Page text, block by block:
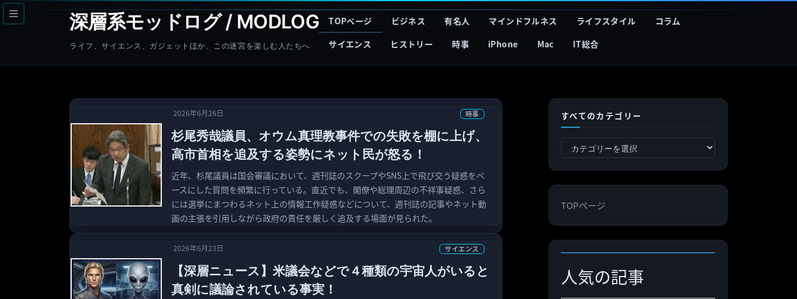
コ
ン
ナ
ビ
深層系モッドログ / MODLOG
ライフ、サイエンス、ガジェットほか、この迷宮を楽しむ人たちへ
TOPページ ビジネス 有名人 マインドフルネス ライフスタイル
コラム
サイエンス
ヒストリー 時事 iPhone Mac IT総合
2026年6月26日 時事
杉尾秀哉議員、オウム真理教事件での失敗を棚に上げ、
高市首相を追及する姿勢にネット民が怒る！
近年、杉尾議員は国会審議において、週刊誌のスクープやSNS上で飛び交う疑惑をベ
ースにした質問を頻繁に行っている。直近でも、閣僚や総理周辺の不祥事疑惑、さら
には選挙にまつわるネット上の情報工作疑惑などについて、週刊誌の記事やネット動
画の主張を引用しながら政府の責任を厳しく追及する場面が見られた。
2026年6月23日 サイエンス
【深層ニュース】米議会などで４種類の宇宙人がいると
真剣に議論されている事実！
すべてのカテゴリー
べ
カ
テ
ゴ
リ
ー
TOPページ
人気の記事